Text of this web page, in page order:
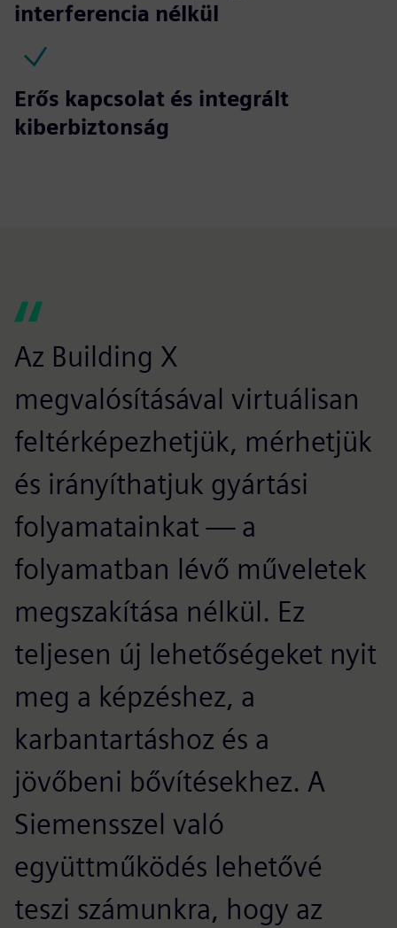
interferencia nélkül
Erős kapcsolat és integrált
kiberbiztonság
Az Building X
megvalósításával virtuálisan
feltérképezhetjük, mérhetjük
és irányíthatjuk gyártási
folyamatainkat — a
folyamatban lévő műveletek
megszakítása nélkül. Ez
teljesen új lehetőségeket nyit
meg a képzéshez, a
karbantartáshoz és a
jövőbeni bővítésekhez. A
Siemensszel való
együttműködés lehetővé
teszi számunkra, hogy az